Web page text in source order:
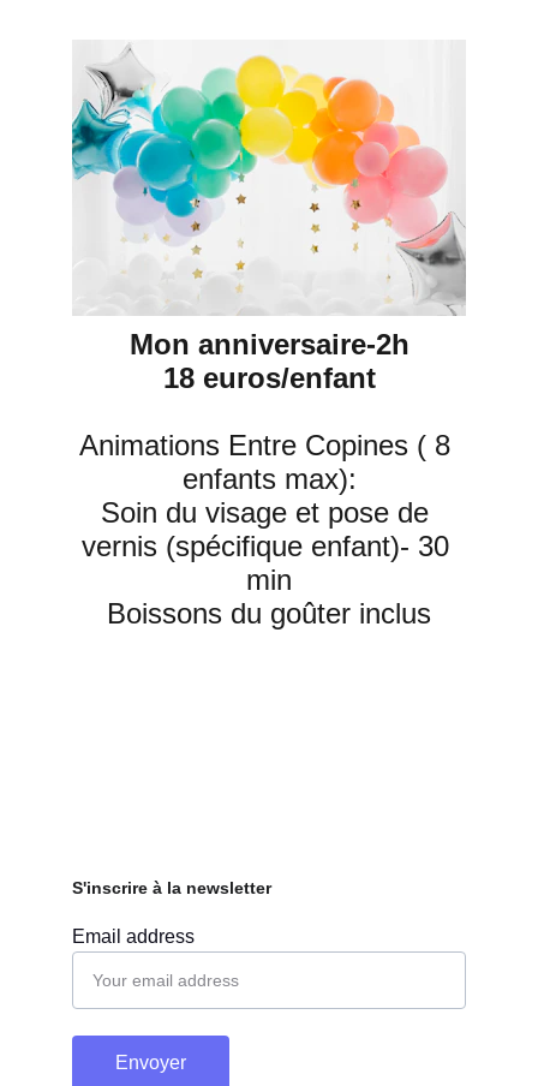
Mon anniversaire-2h
18 euros/enfant
Animations Entre Copines ( 8
enfants max):
Soin du visage et pose de
vernis (spécifique enfant)- 30
min
Boissons du goûter inclus
Email address
Envoyer
S'inscrire à la newsletter